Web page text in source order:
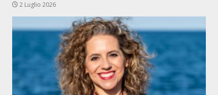
2 Luglio 2026